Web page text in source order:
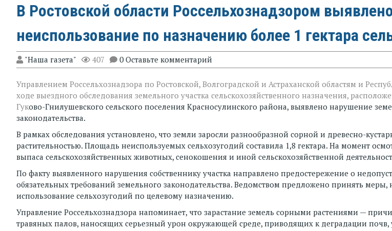
В Ростовской области Россельхознадзором
неиспользование по назначению более 1 гектара
"Наша газета" 407 0 Оставьте комментарий
Управлением Россельхознадзора по Ростовской, Волгоградской и Астраханской областям и
ходе выездного обследования земельного участка сельскохозяйственного назначения,
Гуково-Гнилушевского сельского поселения Красносулинского района, выявлено нарушение
законодательства.
В рамках обследования установлено, что земли заросли разнообразной сорной и древесно-
растительностью. Площадь неиспользуемых сельхозугодий составила 1,8 гектара. На момент
выпаса сельскохозяйственных животных, сенокошения и иной сельскохозяйственной
По факту выявленного нарушения собственнику участка направлено предостережение о
обязательных требований земельного законодательства. Ведомством предложено принять
использование сельхозугодий по целевому назначению.
Управление Россельхознадзора напоминает, что зарастание земель сорными растениями —
травяных палов, наносящих серьезный урон окружающей среде, приводящих к деградации